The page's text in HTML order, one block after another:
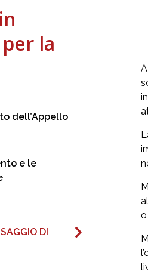
la
dell’Appello
e le
DI